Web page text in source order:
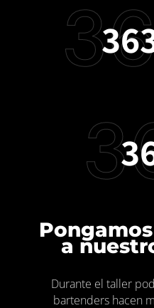
a
Durante el taller
bartenders hacen